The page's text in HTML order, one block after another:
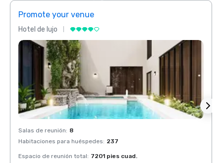
Promote your venue
Hotel de lujo
Salas de reunión: 8
Habitaciones para huéspedes: 237
Espacio de reunión total: 7201 pies cuad.